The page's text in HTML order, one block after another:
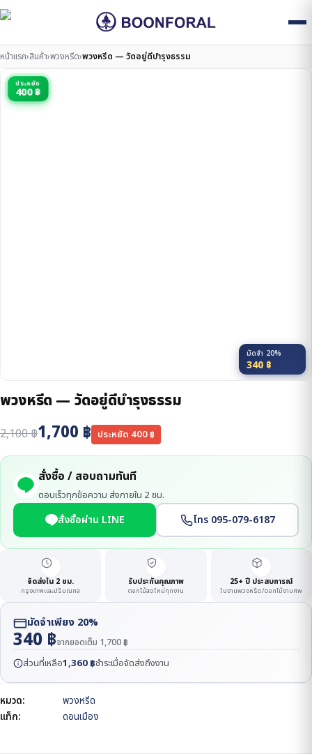
หน้าแรก›สินค้า›พวงหรีด›พวงหรีด — วัดอยู่ดีบำรุงธรรม
ประหยัด
400 ฿
มัดจำ 20%
340 ฿
พวงหรีด — วัดอยู่ดีบำรุงธรรม
2,100฿1,700 ฿ ประหยัด 400 ฿
สั่งซื้อ / สอบถามทันที
ตอบเร็วทุกข้อความ ส่งภายใน 2 ชม.
สั่งซื้อผ่าน LINE โทร 095-079-6187
จัดส่งใน 2 ชม.
กรุงเทพและปริมณฑล
รับประกันคุณภาพ
ดอกไม้สดใหม่ทุกงาน
25+ ปี ประสบการณ์
ในงานพวงหรีด/ดอกไม้งานศพ
มัดจำเพียง 20%
340 ฿จากยอดเต็ม 1,700฿
ส่วนที่เหลือ1,360 ฿ชำระเมื่อจัดส่งถึงงาน
หมวด:
พวงหรีด
แท็ก:
ดอนเมือง